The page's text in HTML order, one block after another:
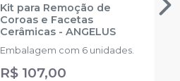
Kit para Remoção de
Coroas e Facetas
Cerâmicas- ANGELUS
Embalagem com 6 unidades.
R$ 107,00